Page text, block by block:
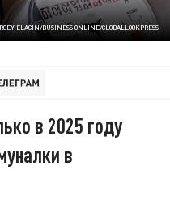
ELAGIN/BUSINESS ONLINE/GLOBALLOOKPRESS
в 2025 году
в